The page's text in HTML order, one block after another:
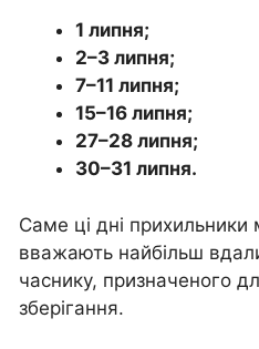
1 липня;
2–3 липня;
7–11 липня;
15–16 липня;
27–28 липня;
30–31 липня.
Саме ці дні прихильники
вважають найбільш
часнику, призначеного
зберігання.